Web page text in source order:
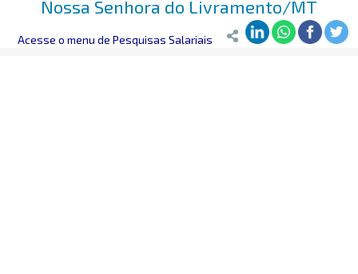
Nossa Senhora do Livramento/MT
Mentoring>Pesquisa Salarial>Nossa Senhora do Livramento/MT
Acesse o menu de Pesquisas Salariais